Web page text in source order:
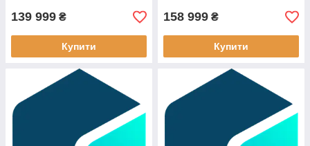
139 999 ₴
Купити
158 999 ₴
Купити